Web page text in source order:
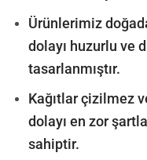
Ürünlerimiz
dolayı huzurlu ve
tasarlanmıştır.
Kağıtlar çizilmez
dolayı en zor
sahiptir.